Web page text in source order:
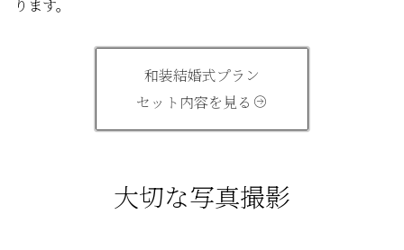
ります。
和装結婚式プラン
セット内容を見る
大切な写真撮影